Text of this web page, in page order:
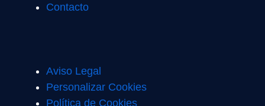
Contacto
Aviso Legal
Personalizar Cookies
Política de Cookies